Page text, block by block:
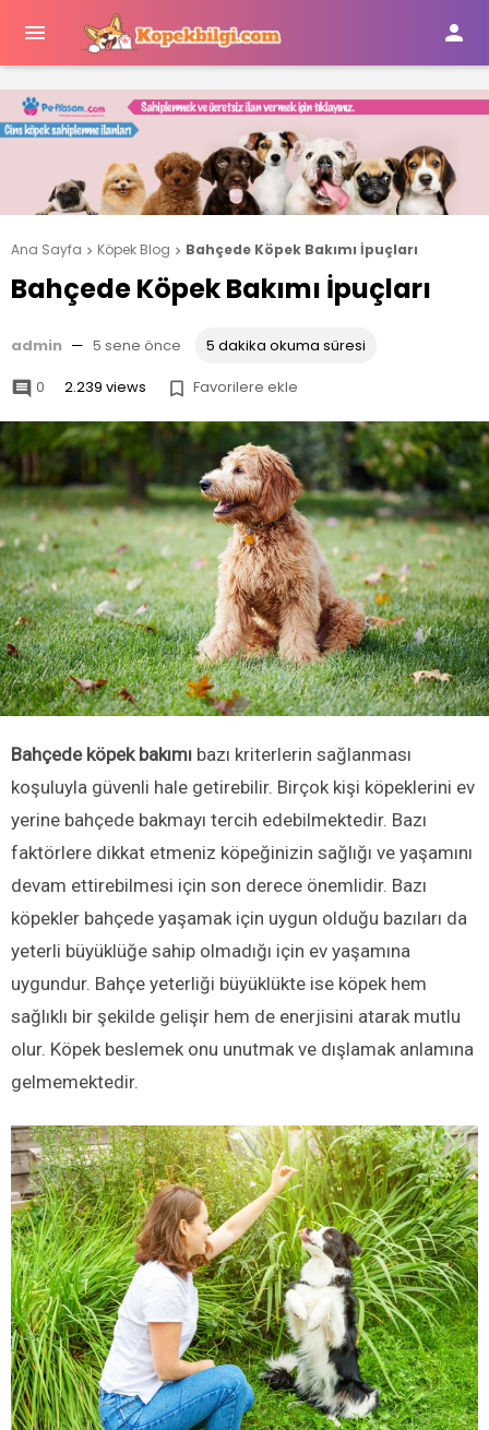
 
Ana Sayfa  Köpek Blog  Bahçede Köpek Bakımı İpuçları
Bahçede Köpek Bakımı İpuçları
admin — 5 sene önce 5 dakika okuma süresi
 0 2.239 views  Favorilere ekle
Bahçede köpek bakımı bazı kriterlerin sağlanması
koşuluyla güvenli hale getirebilir. Birçok kişi köpeklerini ev
yerine bahçede bakmayı tercih edebilmektedir. Bazı
faktörlere dikkat etmeniz köpeğinizin sağlığı ve yaşamını
devam ettirebilmesi için son derece önemlidir. Bazı
köpekler bahçede yaşamak için uygun olduğu bazıları da
yeterli büyüklüğe sahip olmadığı için ev yaşamına
uygundur. Bahçe yeterliği büyüklükte ise köpek hem
sağlıklı bir şekilde gelişir hem de enerjisini atarak mutlu
olur. Köpek beslemek onu unutmak ve dışlamak anlamına
gelmemektedir.